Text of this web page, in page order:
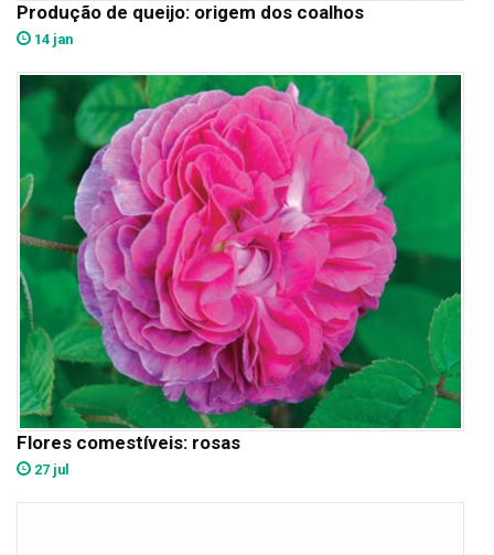
Produção de queijo: origem dos coalhos
14 jan
Flores comestíveis: rosas
27 jul